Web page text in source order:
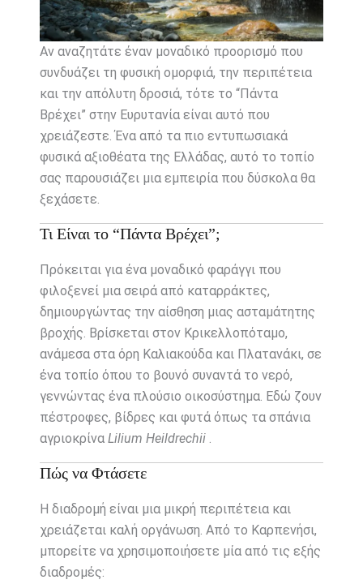
Αν αναζητάτε έναν μοναδικό προορισμό που
συνδυάζει τη φυσική ομορφιά, την περιπέτεια
και την απόλυτη δροσιά, τότε το “Πάντα
Βρέχει” στην Ευρυτανία είναι αυτό που
χρειάζεστε. Ένα από τα πιο εντυπωσιακά
φυσικά αξιοθέατα της Ελλάδας, αυτό το τοπίο
σας παρουσιάζει μια εμπειρία που δύσκολα θα
ξεχάσετε.
Τι Είναι το “Πάντα Βρέχει”;
Πρόκειται για ένα μοναδικό φαράγγι που
φιλοξενεί μια σειρά από καταρράκτες,
δημιουργώντας την αίσθηση μιας ασταμάτητης
βροχής. Βρίσκεται στον Κρικελλοπόταμο,
ανάμεσα στα όρη Καλιακούδα και Πλατανάκι, σε
ένα τοπίο όπου το βουνό συναντά το νερό,
γεννώντας ένα πλούσιο οικοσύστημα. Εδώ ζουν
πέστροφες, βίδρες και φυτά όπως τα σπάνια
αγριοκρίνα Lilium Heildrechii.
Πώς να Φτάσετε
Η διαδρομή είναι μια μικρή περιπέτεια και
χρειάζεται καλή οργάνωση. Από το Καρπενήσι,
μπορείτε να χρησιμοποιήσετε μία από τις εξής
διαδρομές: